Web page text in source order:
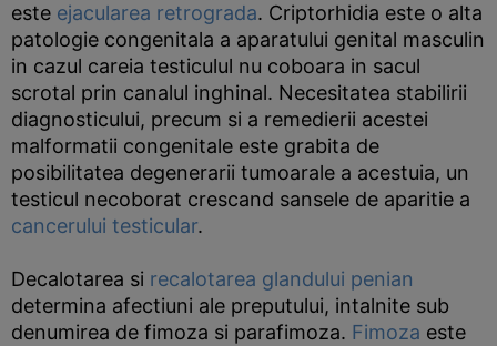
este ejacularea retrograda. Criptorhidia este o alta
patologie congenitala a aparatului genital masculin
in cazul careia testiculul nu coboara in sacul
scrotal prin canalul inghinal. Necesitatea stabilirii
diagnosticului, precum si a remedierii acestei
malformatii congenitale este grabita de
posibilitatea degenerarii tumoarale a acestuia, un
testicul necoborat crescand sansele de aparitie a
cancerului testicular.
Decalotarea si recalotarea glandului penian
determina afectiuni ale preputului, intalnite sub
denumirea de fimoza si parafimoza. Fimoza este